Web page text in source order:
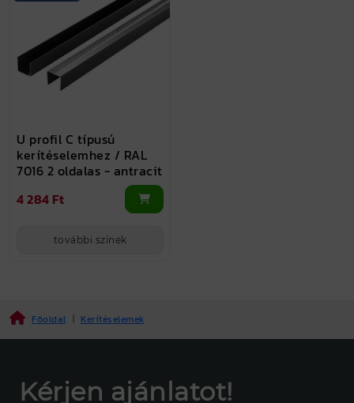
U profil C típusú
kerítéselemhez / RAL
7016 2 oldalas - antracit
4 284 Ft
további színek
Főoldal | Kerítéselemek
Kérjen ajánlatot!